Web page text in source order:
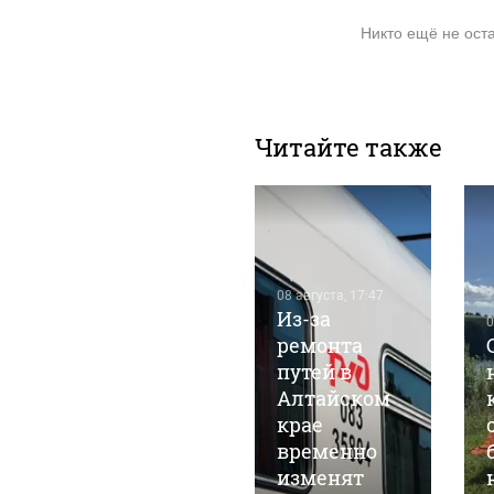
Никто ещё не
Читайте также
08 августа, 17:47
Из-за
ремонта
путей в
Алтайском
крае
временно
изменят